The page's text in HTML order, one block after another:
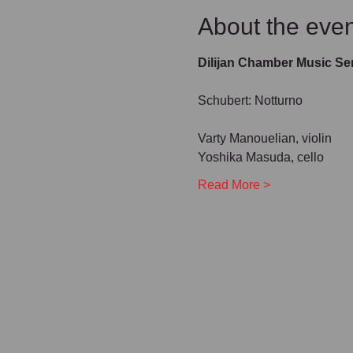
About the
Dilijan Chamber Music
Schubert: Notturno
Varty Manouelian, violin
Yoshika Masuda, cello
Read More >